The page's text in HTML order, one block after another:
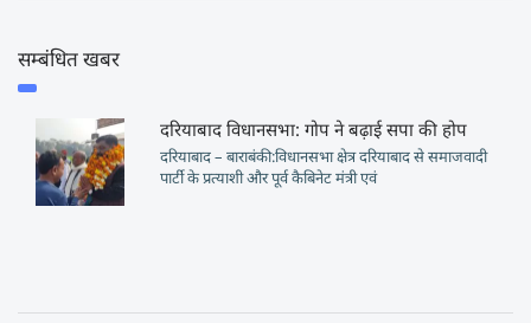
सम्बंधित खबर
दरियाबाद विधानसभा: गोप ने बढ़ाई सपा की होप
दरियाबाद – बाराबंकी:विधानसभा क्षेत्र दरियाबाद से समाजवादी
पार्टी के प्रत्याशी और पूर्व कैबिनेट मंत्री एवं